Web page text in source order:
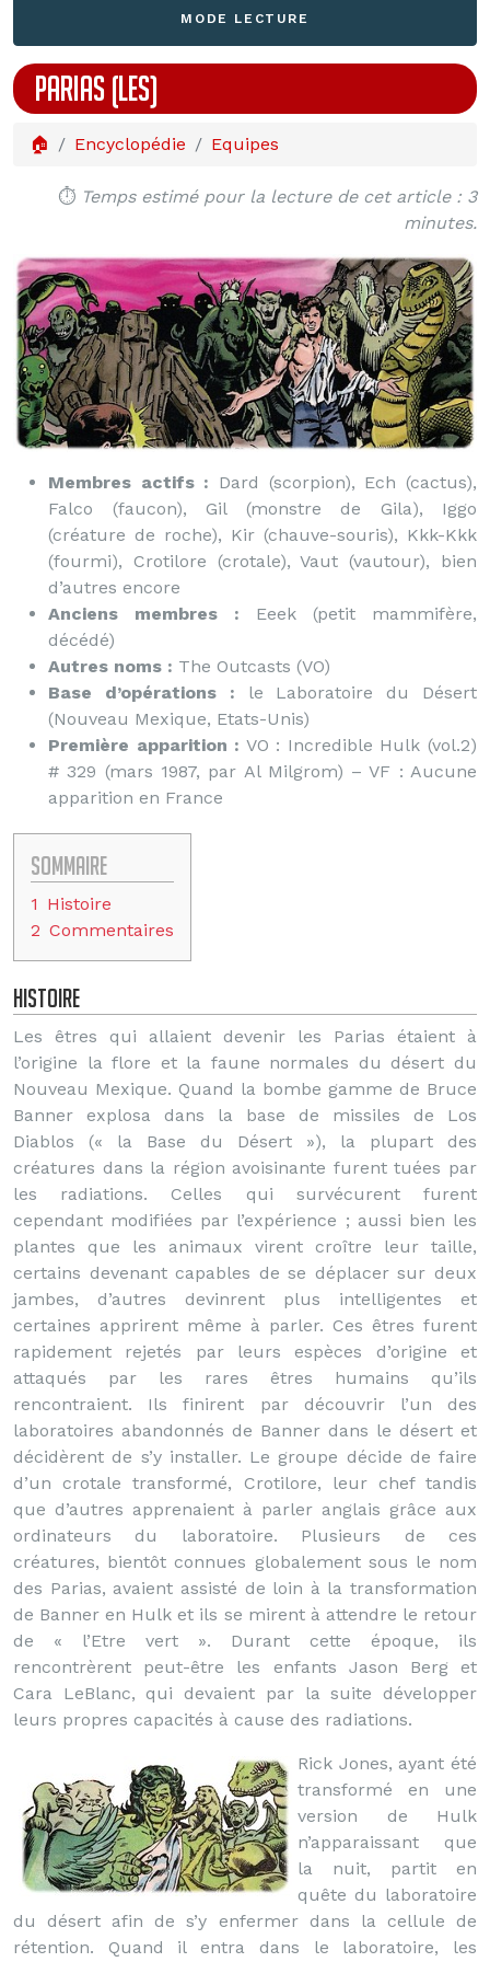
MODE LECTURE
PARIAS (LES)
🏠 Encyclopédie Equipes
⏱️ Temps estimé pour la lecture de cet article : 3
minutes.
Membres actifs : Dard (scorpion), Ech (cactus),
Falco (faucon), Gil (monstre de Gila), Iggo
(créature de roche), Kir (chauve-souris), Kkk-Kkk
(fourmi), Crotilore (crotale), Vaut (vautour), bien
d’autres encore
Anciens membres : Eeek (petit mammifère,
décédé)
Autres noms : The Outcasts (VO)
Base d’opérations : le Laboratoire du Désert
(Nouveau Mexique, Etats-Unis)
Première apparition : VO : Incredible Hulk (vol.2)
# 329 (mars 1987, par Al Milgrom) – VF : Aucune
apparition en France
Sommaire
1 Histoire
2 Commentaires
Histoire
Les êtres qui allaient devenir les Parias étaient à
l’origine la flore et la faune normales du désert du
Nouveau Mexique. Quand la bombe gamme de Bruce
Banner explosa dans la base de missiles de Los
Diablos (« la Base du Désert »), la plupart des
créatures dans la région avoisinante furent tuées par
les radiations. Celles qui survécurent furent
cependant modifiées par l’expérience ; aussi bien les
plantes que les animaux virent croître leur taille,
certains devenant capables de se déplacer sur deux
jambes, d’autres devinrent plus intelligentes et
certaines apprirent même à parler. Ces êtres furent
rapidement rejetés par leurs espèces d’origine et
attaqués par les rares êtres humains qu’ils
rencontraient. Ils finirent par découvrir l’un des
laboratoires abandonnés de Banner dans le désert et
décidèrent de s’y installer. Le groupe décide de faire
d’un crotale transformé, Crotilore, leur chef tandis
que d’autres apprenaient à parler anglais grâce aux
ordinateurs du laboratoire. Plusieurs de ces
créatures, bientôt connues globalement sous le nom
des Parias, avaient assisté de loin à la transformation
de Banner en Hulk et ils se mirent à attendre le retour
de « l’Etre vert ». Durant cette époque, ils
rencontrèrent peut-être les enfants Jason Berg et
Cara LeBlanc, qui devaient par la suite développer
leurs propres capacités à cause des radiations.
Rick Jones, ayant été
transformé en une
version de Hulk
n’apparaissant que
la nuit, partit en
quête du laboratoire
du désert afin de s’y enfermer dans la cellule de
rétention. Quand il entra dans le laboratoire, les